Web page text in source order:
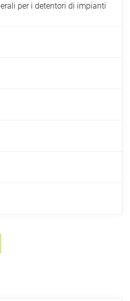
per i detentori di impianti